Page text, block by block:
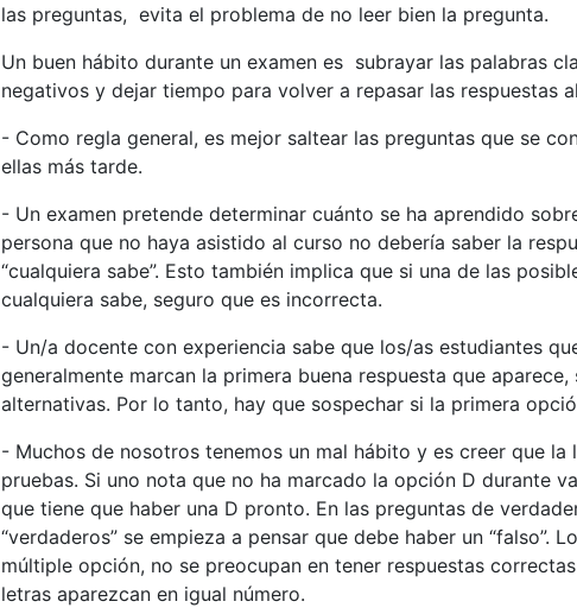
las preguntas, evita el problema de no leer bien la pregunta.
Un buen hábito durante un examen es subrayar las palabras
negativos y dejar tiempo para volver a repasar las respuestas
- Como regla general, es mejor saltear las preguntas que se
ellas más tarde.
- Un examen pretende determinar cuánto se ha aprendido
persona que no haya asistido al curso no debería saber la
“cualquiera sabe”. Esto también implica que si una de las
cualquiera sabe, seguro que es incorrecta.
- Un/a docente con experiencia sabe que los/as estudiantes
generalmente marcan la primera buena respuesta que
alternativas. Por lo tanto, hay que sospechar si la primera
- Muchos de nosotros tenemos un mal hábito y es creer que
pruebas. Si uno nota que no ha marcado la opción D durante
que tiene que haber una D pronto. En las preguntas de
“verdaderos” se empieza a pensar que debe haber un “falso”.
múltiple opción, no se preocupan en tener respuestas
letras aparezcan en igual número.